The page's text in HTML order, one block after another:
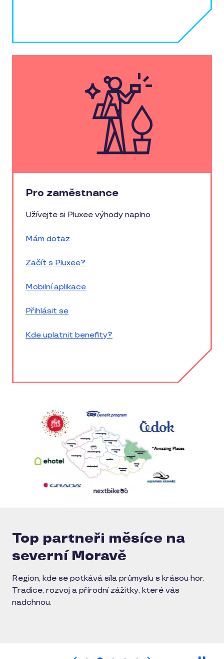
Pro zaměstnance
Užívejte si Pluxee výhody naplno
Mám dotaz
Začít s Pluxee?
Mobilní aplikace
Přihlásit se
Kde uplatnit benefity?
Top partneři měsíce na
severní Moravě
Region, kde se potkává síla průmyslu s krásou hor.
Tradice, rozvoj a přírodní zážitky, které vás
nadchnou.